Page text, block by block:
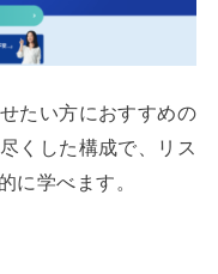
たい方におすすめの
くした構成で、リス
に学べます。